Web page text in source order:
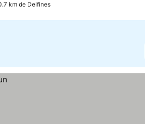
km de Delfines